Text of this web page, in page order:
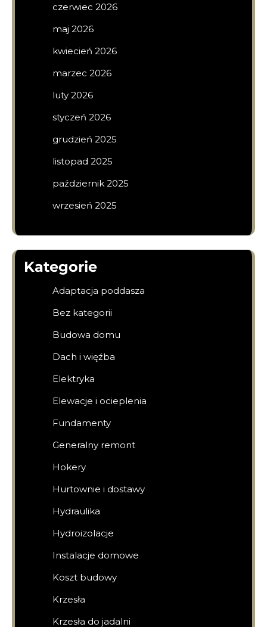
czerwiec 2026
maj 2026
kwiecień 2026
marzec 2026
luty 2026
styczeń 2026
grudzień 2025
listopad 2025
październik 2025
wrzesień 2025
Kategorie
Adaptacja poddasza
Bez kategorii
Budowa domu
Dach i więźba
Elektryka
Elewacje i ocieplenia
Fundamenty
Generalny remont
Hokery
Hurtownie i dostawy
Hydraulika
Hydroizolacje
Instalacje domowe
Koszt budowy
Krzesła
Krzesła do jadalni